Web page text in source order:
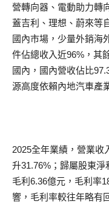
營轉向器、電動助力轉
蓋吉利、理想、蔚來等
國內市場，少量外銷海
件佔總收入近96%，其
國內，國內營收佔比
源高度依賴內地汽車產
2025全年業績，營業收
升31.76%；歸屬股東
毛利6.36億元，毛利率
響，毛利率較往年略有